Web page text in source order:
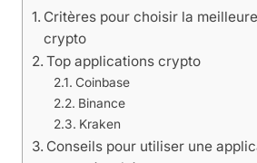
Critères pour choisir la
crypto
Top applications crypto
Coinbase
Binance
Kraken
Conseils pour utiliser une